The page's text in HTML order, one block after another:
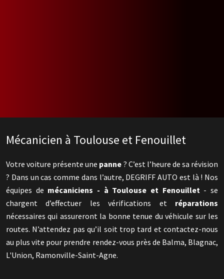
Mécanicien à Toulouse et Fenouillet
Votre voiture présente une panne ? C’est l’heure de sa révision
? Dans un cas comme dans l’autre, DEGRIFF AUTO est là ! Nos
équipes de mécaniciens - à Toulouse et Fenouillet- se
chargent d’effectuer les vérifications etréparations
nécessaires qui assureront la bonne tenue du véhicule sur les
routes. N’attendez pas qu’il soit trop tard et contactez-nous
au plus vite pour prendre rendez-vous près de Balma, Blagnac,
L'Union, Ramonville-Saint-Agne.